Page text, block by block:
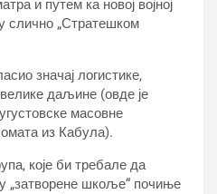
и путем ка новој војној
слично „Стратешком
значај логистике,
даљине (овде је
масовне
из Кабула).
које би требале да
„затворене шкоље“ почиње